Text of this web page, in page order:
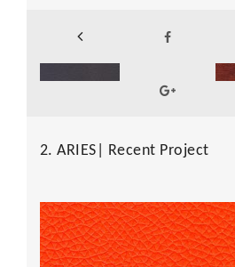
2. ARIES| Recent Project